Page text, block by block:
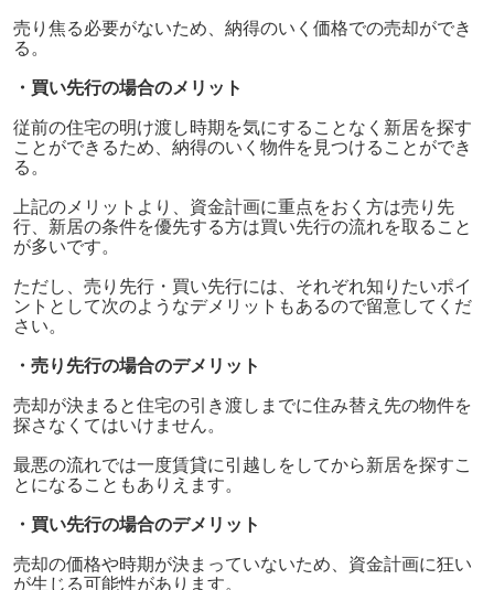
売り焦る必要がないため、納得のいく価格での売却ができ
る。
・買い先行の場合のメリット
従前の住宅の明け渡し時期を気にすることなく新居を探す
ことができるため、納得のいく物件を見つけることができ
る。
上記のメリットより、資金計画に重点をおく方は売り先
行、新居の条件を優先する方は買い先行の流れを取ること
が多いです。
ただし、売り先行・買い先行には、それぞれ知りたいポイ
ントとして次のようなデメリットもあるので留意してくだ
さい。
・売り先行の場合のデメリット
売却が決まると住宅の引き渡しまでに住み替え先の物件を
探さなくてはいけません。
最悪の流れでは一度賃貸に引越しをしてから新居を探すこ
とになることもありえます。
・買い先行の場合のデメリット
売却の価格や時期が決まっていないため、資金計画に狂い
が生じる可能性があります。